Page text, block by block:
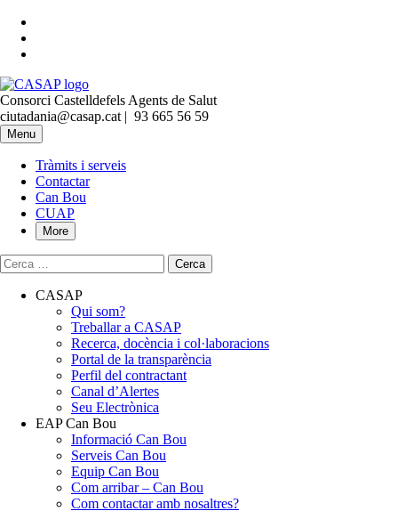
content
footer
CASAP
Consorci Castelldefels Agents de Salut
Contacta
al
mail
ciutadania@casap.cat | Truca'ns
93 665 56 59
Primary
Menu
Menu
Tràmits i serveis
Contactar
Can Bou
CUAP
More
Cerca:
CASAP
Qui som?
Treballar a CASAP
Recerca, docència i col·laboracions
Portal de la transparència
Perfil del contractant
Canal d’Alertes
Seu Electrònica
EAP Can Bou
Informació Can Bou
Serveis Can Bou
Equip Can Bou
Com arribar – Can Bou
Com contactar amb nosaltres?